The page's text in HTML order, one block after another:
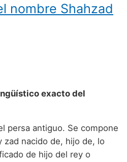
nombre Shahzad
exacto del
persa antiguo. Se compone
zad nacido de, hijo de, lo
de hijo del rey o